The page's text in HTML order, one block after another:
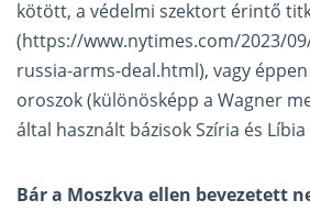
kötött, a védelmi szektort érintő
(https://www.nytimes.com/2023/
russia-arms-deal.html), vagy
oroszok (különösképp a Wagner
által használt bázisok Szíria és
Bár a Moszkva ellen bevezetett